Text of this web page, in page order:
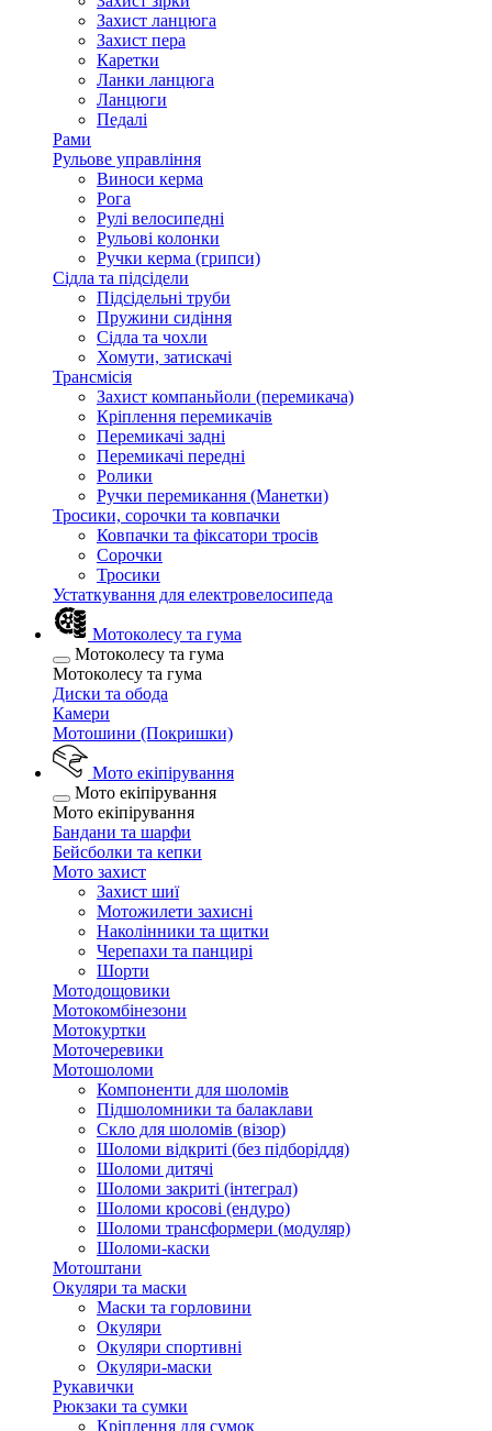
Захист ланцюга
Захист пера
Каретки
Ланки ланцюга
Ланцюги
Педалі
Рами
Рульове управління
Виноси керма
Рога
Рулі велосипедні
Рульові колонки
Ручки керма (грипси)
Сідла та підсідели
Підсідельні труби
Пружини сидіння
Сідла та чохли
Хомути, затискачі
Трансмісія
Захист компаньйоли (перемикача)
Кріплення перемикачів
Перемикачі задні
Перемикачі передні
Ролики
Ручки перемикання (Манетки)
Тросики, сорочки та ковпачки
Ковпачки та фіксатори тросів
Сорочки
Тросики
Устаткування для електровелосипеда
Мотоколесу та гума
Мотоколесу та гума
Мотоколесу та гума
Диски та обода
Камери
Мотошини (Покришки)
Мото екіпірування
Мото екіпірування
Мото екіпірування
Бандани та шарфи
Бейсболки та кепки
Мото захист
Захист шиї
Мотожилети захисні
Наколінники та щитки
Черепахи та панцирі
Шорти
Мотодощовики
Мотокомбінезони
Мотокуртки
Моточеревики
Мотошоломи
Компоненти для шоломів
Підшоломники та балаклави
Скло для шоломів (візор)
Шоломи відкриті (без підборіддя)
Шоломи дитячі
Шоломи закриті (інтеграл)
Шоломи кросові (ендуро)
Шоломи трансформери (модуляр)
Шоломи-каски
Мотоштани
Окуляри та маски
Маски та горловини
Окуляри
Окуляри спортивні
Окуляри-маски
Рукавички
Рюкзаки та сумки
Кріплення для сумок